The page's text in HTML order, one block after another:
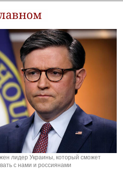
лидер Украины, который сможет
с нами и россиянами